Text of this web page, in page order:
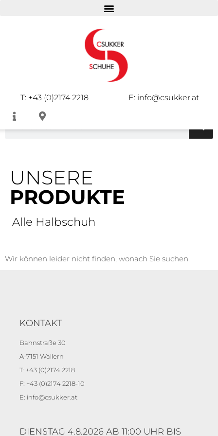
T: +43 (0)2174 2218 E: info@csukker.at
DAMEN HERREN KINDER
UNSERE
PRODUKTE
Alle Halbschuh
Wir können leider nicht finden, wonach Sie suchen.
KONTAKT
Bahnstraße 30
A-7151 Wallern
T: +43 (0)2174 2218
F: +43 (0)2174 2218-10
E: info@csukker.at
DIENSTAG 4.8.2026 AB 11:00 UHR BIS